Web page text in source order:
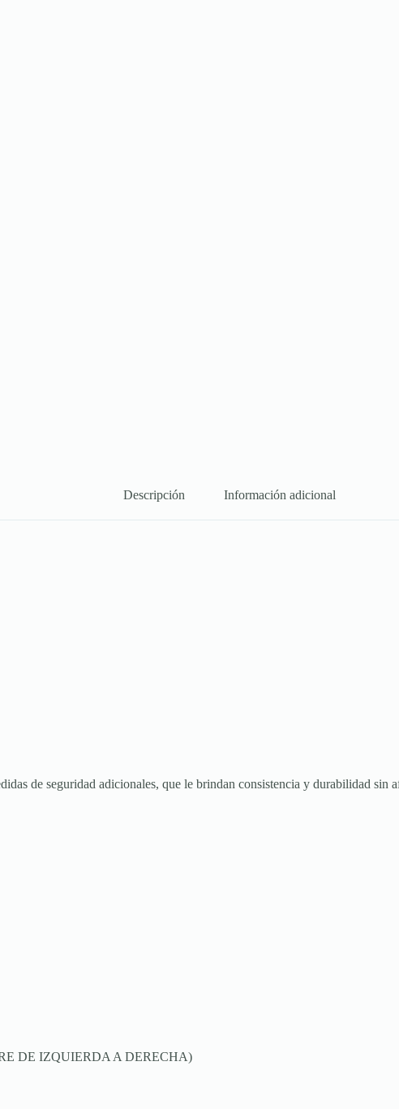
Descripción Información adicional
de seguridad adicionales, que le brindan consistencia y durabilidad sin
DE IZQUIERDA A DERECHA)